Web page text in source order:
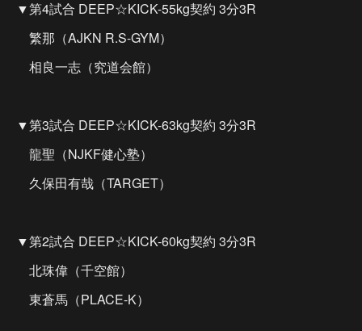
▼第4試合 DEEP☆KICK-55kg契約 3分3R
繁那（AJKN R.S-GYM）
相良一志（究道会館）
▼第3試合 DEEP☆KICK-63kg契約 3分3R
龍聖（NJKF健心塾）
久保田有哉（TARGET）
▼第2試合 DEEP☆KICK-60kg契約 3分3R
北珠偉（千空館）
東蒼馬（PLACE-K）